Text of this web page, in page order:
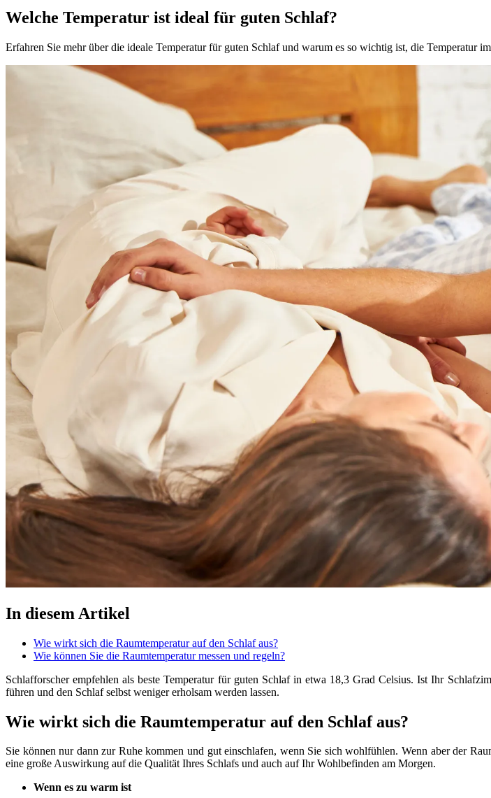
Welche Temperatur ist ideal für guten Schlaf?
Erfahren Sie mehr über die ideale Temperatur für guten Schlaf und warum es so wichtig ist, die Temperatur
In diesem Artikel
Wie wirkt sich die Raumtemperatur auf den Schlaf aus?
Wie können Sie die Raumtemperatur messen und regeln?
Schlafforscher empfehlen als beste Temperatur für guten Schlaf in etwa 18,3 Grad Celsius. Ist Ihr
führen und den Schlaf selbst weniger erholsam werden lassen.
Wie wirkt sich die Raumtemperatur auf den Schlaf aus?
Sie können nur dann zur Ruhe kommen und gut einschlafen, wenn Sie sich wohlfühlen. Wenn aber der
eine große Auswirkung auf die Qualität Ihres Schlafs und auch auf Ihr Wohlbefinden am Morgen.
Wenn es zu warm ist